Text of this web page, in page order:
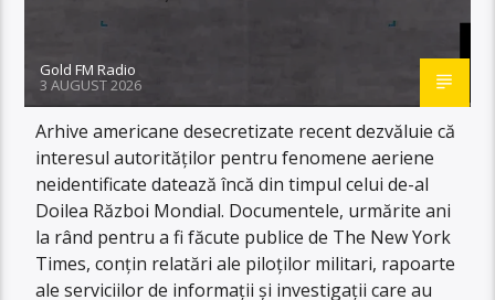
Gold FM Radio
3 AUGUST 2026
Arhive americane desecretizate recent dezvăluie că
interesul autorităților pentru fenomene aeriene
neidentificate datează încă din timpul celui de-al
Doilea Război Mondial. Documentele, urmărite ani
la rând pentru a fi făcute publice de The New York
Times, conțin relatări ale piloților militari, rapoarte
ale serviciilor de informații și investigații care au